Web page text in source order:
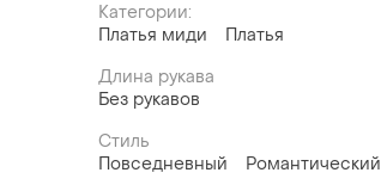
Категории:
Платья миди
Платья
Длина рукава
Без рукавов
Стиль
Повседневный
Романтический